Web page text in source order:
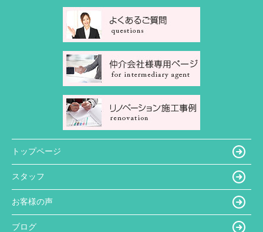
トップページ
スタッフ
お客様の声
ブログ